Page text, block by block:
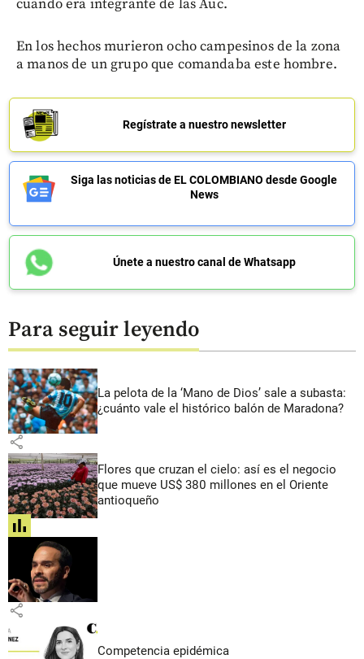
cuando era integrante de las Auc.
En los hechos murieron ocho campesinos de la zona
a manos de un grupo que comandaba este hombre.
Regístrate a nuestro newsletter
Siga las noticias de EL COLOMBIANO desde Google
News
Únete a nuestro canal de Whatsapp
Para seguir leyendo
La pelota de la ‘Mano de Dios’ sale a subasta:
¿cuánto vale el histórico balón de Maradona?
share
Flores que cruzan el cielo: así es el negocio
que mueve US$ 380 millones en el Oriente
antioqueño
share
share
Competencia epidémica